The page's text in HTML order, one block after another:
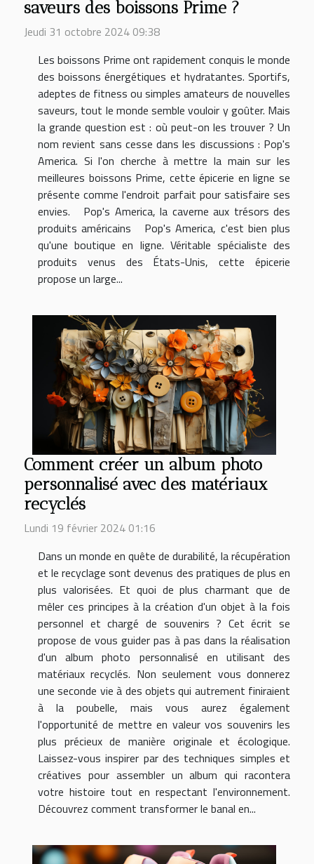
saveurs des boissons Prime ?
Jeudi 31 octobre 2024 09:38
Les boissons Prime ont rapidement conquis le monde
des boissons énergétiques et hydratantes. Sportifs,
adeptes de fitness ou simples amateurs de nouvelles
saveurs, tout le monde semble vouloir y goûter. Mais
la grande question est : où peut-on les trouver ? Un
nom revient sans cesse dans les discussions : Pop's
America. Si l'on cherche à mettre la main sur les
meilleures boissons Prime, cette épicerie en ligne se
présente comme l'endroit parfait pour satisfaire ses
envies. Pop's America, la caverne aux trésors des
produits américains Pop's America, c'est bien plus
qu'une boutique en ligne. Véritable spécialiste des
produits venus des États-Unis, cette épicerie
propose un large...
Comment créer un album photo
personnalisé avec des matériaux
recyclés
Lundi 19 février 2024 01:16
Dans un monde en quête de durabilité, la récupération
et le recyclage sont devenus des pratiques de plus en
plus valorisées. Et quoi de plus charmant que de
mêler ces principes à la création d'un objet à la fois
personnel et chargé de souvenirs ? Cet écrit se
propose de vous guider pas à pas dans la réalisation
d'un album photo personnalisé en utilisant des
matériaux recyclés. Non seulement vous donnerez
une seconde vie à des objets qui autrement finiraient
à la poubelle, mais vous aurez également
l'opportunité de mettre en valeur vos souvenirs les
plus précieux de manière originale et écologique.
Laissez-vous inspirer par des techniques simples et
créatives pour assembler un album qui racontera
votre histoire tout en respectant l'environnement.
Découvrez comment transformer le banal en...